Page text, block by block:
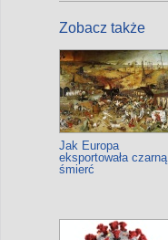
Zobacz także
Jak Europa
eksportowała czarną
śmierć